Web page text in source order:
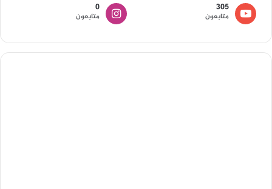
305
متابعون
0
متابعون